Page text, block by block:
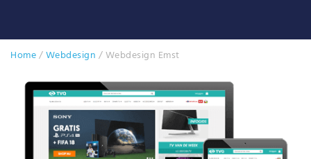
Home/Webdesign /Webdesign Emst